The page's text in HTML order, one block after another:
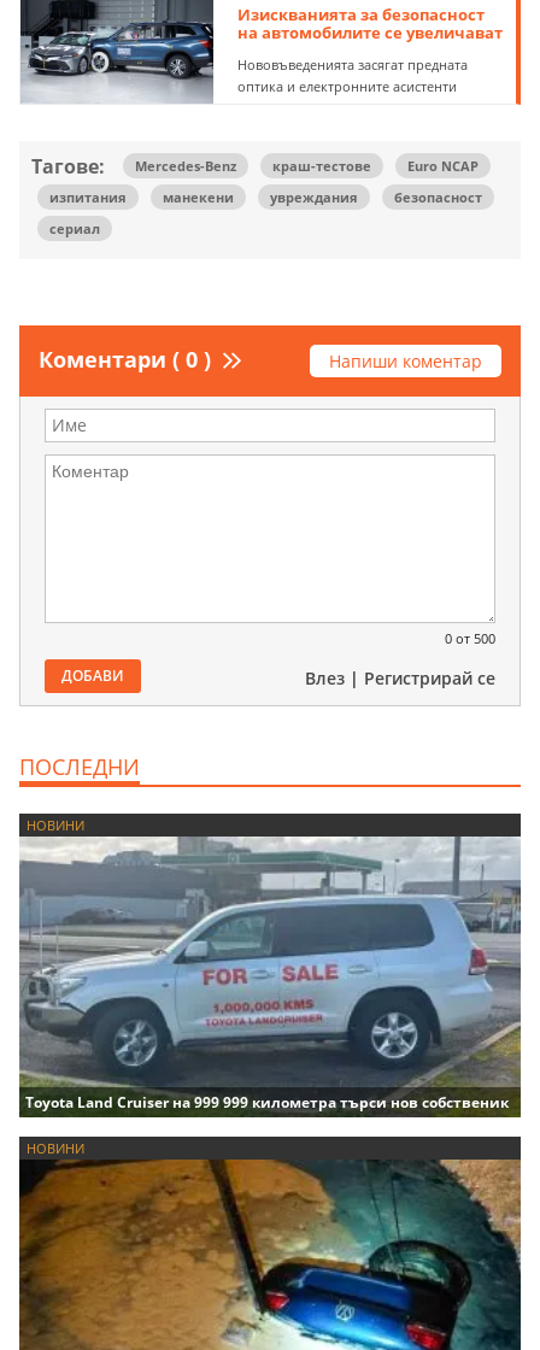
Изискванията за безопасност
на автомобилите се увеличават
Нововъведенията засягат предната
оптика и електронните асистенти
Тагове: Mercedes-Benz краш-тестове
Euro NCAP
изпитания
манекени увреждания
безопасност
сериал
Коментари ( 0 ) Напиши коментар
0 от 500
ДОБАВИ Влез | Регистрирай се
ПОСЛЕДНИ
НОВИНИ
Toyota Land Cruiser на 999 999 километра търси нов собственик
НОВИНИ